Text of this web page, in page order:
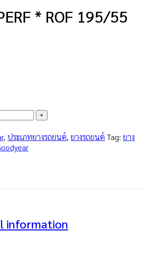
* ROF 195/55
, ประเภทยางรถยนต์, ยางรถยนต์ Tag: ยาง
information